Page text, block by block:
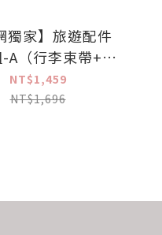
獨家】旅遊配件
A（行李束帶+行
+行李吊牌+護照
套）
NT$1,459
NT$1,696